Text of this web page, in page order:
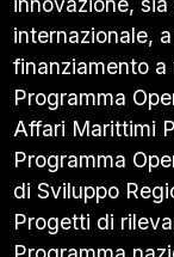
internazionale,
finanziamento
Programma
Affari Marittimi
Programma
di Sviluppo
Progetti di